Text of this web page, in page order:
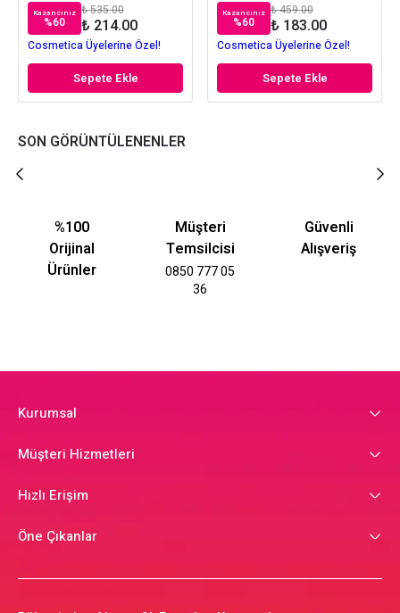
Kazancınız
%60
₺ 535.00
₺ 214.00
Cosmetica Üyelerine Özel!
Sepete Ekle
Kazancınız
%60
₺ 459.00
₺ 183.00
Cosmetica Üyelerine Özel!
Sepete Ekle
SON GÖRÜNTÜLENENLER
%100
Orijinal
Ürünler
Müşteri
Temsilcisi
0850 777 05
36
Güvenli
Alışveriş
Kurumsal
Müşteri Hizmetleri
Hızlı Erişim
Öne Çıkanlar